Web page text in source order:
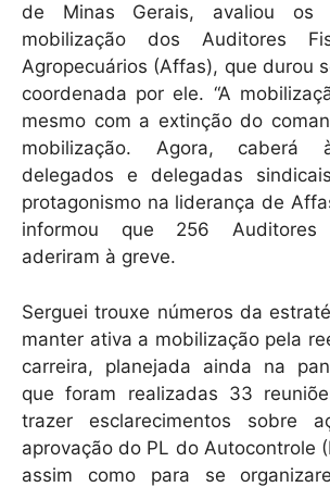
de Minas Gerais, avaliou os
mobilização dos Auditores
Agropecuários (Affas), que durou
coordenada por ele. “A
mesmo com a extinção do
mobilização. Agora,
delegados e delegadas
protagonismo na liderança de
informou que 256 Auditores
aderiram à greve.
Serguei trouxe números da
manter ativa a mobilização pela
carreira, planejada ainda na
que foram realizadas 33
trazer esclarecimentos sobre
aprovação do PL do Autocontrole
assim como para se